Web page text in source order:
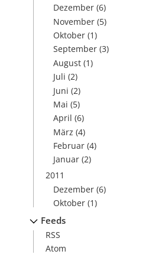
Dezember (6)
November (5)
Oktober (1)
September (3)
August (1)
Juli (2)
Juni (2)
Mai (5)
April (6)
März (4)
Februar (4)
Januar (2)
2011
Dezember (6)
Oktober (1)
Feeds
RSS
Atom